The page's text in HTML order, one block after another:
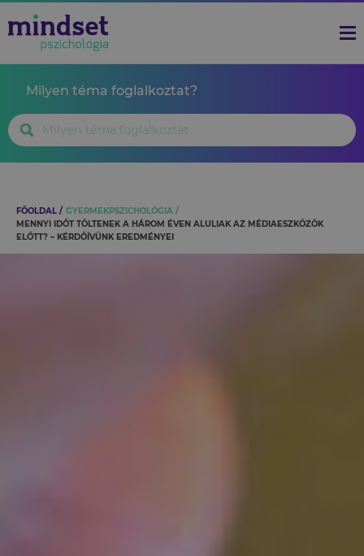
Milyen téma foglalkoztat?
FŐOLDAL
GYERMEKPSZICHOLÓGIA
MENNYI IDŐT TÖLTENEK A HÁROM ÉVEN ALULIAK AZ MÉDIAESZKÖZÖK
ELŐTT? – KÉRDŐÍVÜNK EREDMÉNYEI